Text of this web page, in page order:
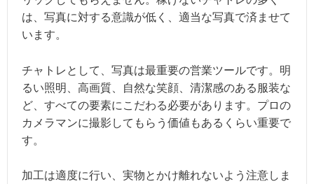
は、写真に対する意識が低く、適当な写真で済ませて
います。
チャトレとして、写真は最重要の営業ツールです。明
るい照明、高画質、自然な笑顔、清潔感のある服装な
ど、すべての要素にこだわる必要があります。プロの
カメラマンに撮影してもらう価値もあるくらい重要で
す。
加工は適度に行い、実物とかけ離れないよう注意しま